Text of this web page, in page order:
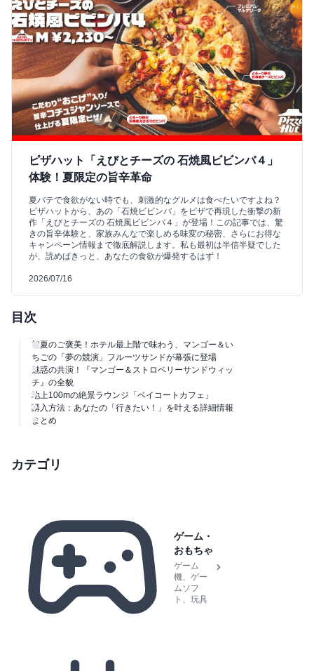
ピザハット「えびとチーズの 石焼風ビビンバ４」
体験！夏限定の旨辛革命
夏バテで食欲がない時でも、刺激的なグルメは食べたいですよね？
ピザハットから、あの「石焼ビビンバ」をピザで再現した衝撃の新
作「えびとチーズの 石焼風ビビンバ４」が登場！この記事では、驚
きの旨辛体験と、家族みんなで楽しめる味変の秘密、さらにお得な
キャンペーン情報まで徹底解説します。私も最初は半信半疑でした
が、読めばきっと、あなたの食欲が爆発するはず！
2026/07/16
目次
初夏のご褒美！ホテル最上階で味わう、マンゴー＆い
ちごの「夢の競演」フルーツサンドが幕張に登場
魅惑の共演！『マンゴー＆ストロベリーサンドウィッ
チ』の全貌
地上100mの絶景ラウンジ「ベイコートカフェ」
購入方法：あなたの「行きたい！」を叶える詳細情報
まとめ
カテゴリ
ゲーム・
おもちゃ
ゲーム
機、ゲー
ムソフ
ト、玩具